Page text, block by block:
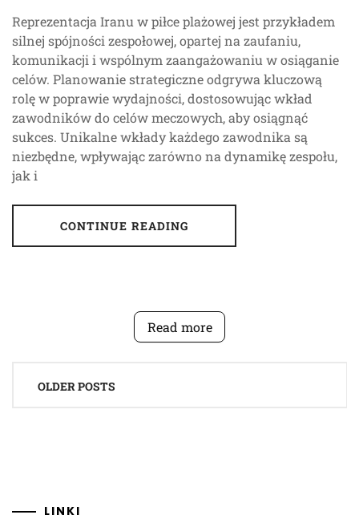
Reprezentacja Iranu w piłce plażowej jest przykładem
silnej spójności zespołowej, opartej na zaufaniu,
komunikacji i wspólnym zaangażowaniu w osiąganie
celów. Planowanie strategiczne odgrywa kluczową
rolę w poprawie wydajności, dostosowując wkład
zawodników do celów meczowych, aby osiągnąć
sukces. Unikalne wkłady każdego zawodnika są
niezbędne, wpływając zarówno na dynamikę zespołu,
jak i
CONTINUE READING
Read more
navigation
OLDER POSTS
LINKI